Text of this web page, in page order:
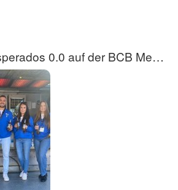
Promoter für Desperados 0.0 auf der BCB Messe